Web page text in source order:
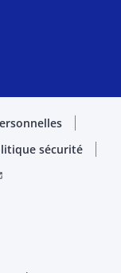
sécurité